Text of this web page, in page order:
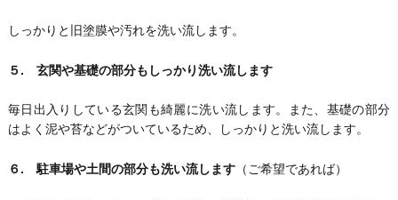
しっかりと旧塗膜や汚れを洗い流します。
５. 玄関や基礎の部分もしっかり洗い流します
毎日出入りしている玄関も綺麗に洗い流します。また、基礎の部分
はよく泥や苔などがついているため、しっかりと洗い流します。
６. 駐車場や土間の部分も洗い流します（ご希望であれば）